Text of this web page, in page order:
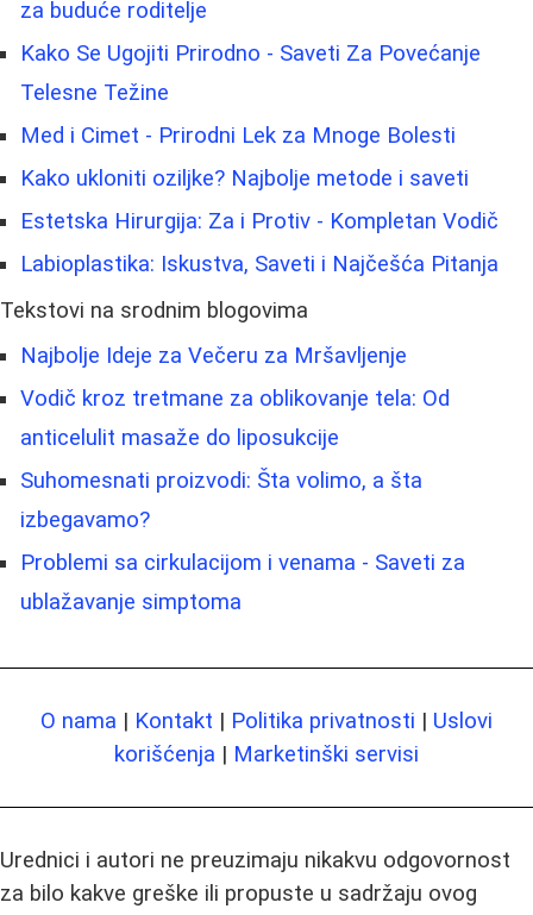
za buduće roditelje
Kako Se Ugojiti Prirodno - Saveti Za Povećanje
Telesne Težine
Med i Cimet - Prirodni Lek za Mnoge Bolesti
Kako ukloniti oziljke? Najbolje metode i saveti
Estetska Hirurgija: Za i Protiv - Kompletan Vodič
Labioplastika: Iskustva, Saveti i Najčešća Pitanja
Tekstovi na srodnim blogovima
Najbolje Ideje za Večeru za Mršavljenje
Vodič kroz tretmane za oblikovanje tela: Od
anticelulit masaže do liposukcije
Suhomesnati proizvodi: Šta volimo, a šta
izbegavamo?
Problemi sa cirkulacijom i venama - Saveti za
ublažavanje simptoma
O nama | Kontakt | Politika privatnosti | Uslovi
korišćenja | Marketinški servisi
Urednici i autori ne preuzimaju nikakvu odgovornost
za bilo kakve greške ili propuste u sadržaju ovog